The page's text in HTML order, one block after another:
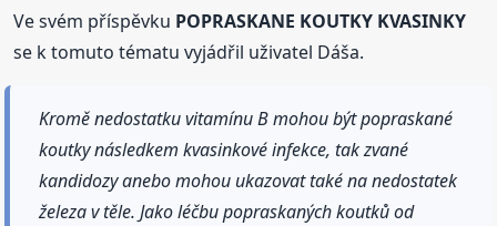
Ve svém příspěvku POPRASKANE KOUTKY KVASINKY
se k tomuto tématu vyjádřil uživatel Dáša.
Kromě nedostatku vitamínu B mohou být popraskané
koutky následkem kvasinkové infekce, tak zvané
kandidozy anebo mohou ukazovat také na nedostatek
železa v těle. Jako léčbu popraskaných koutků od